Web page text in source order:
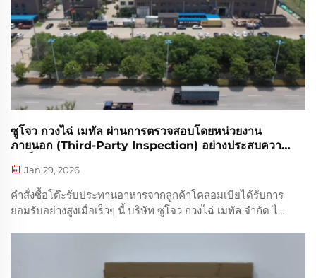
ซูโจว กวงไฉ่ เมทัล ผ่านการตรวจสอบโดยหน่วยงาน
ภายนอก (Third-Party Inspection) อย่างประสบความ
Jan 29, 2026
คำสั่งซื้อโต๊ะรับประทานอาหารจากลูกค้าโคลอมเบียได้รับการ
ยอมรับอย่างสูงเมื่อเร็วๆ นี้ บริษัท ซูโจว กวงไฉ่ เมทัล จำกัด ได้